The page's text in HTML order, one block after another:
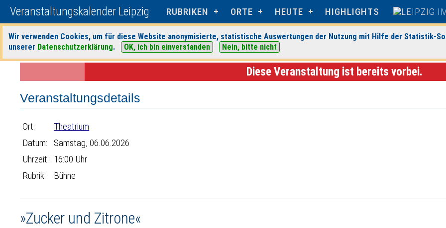
Veranstaltungskalender Leipzig RUBRIKEN ORTE HEUTE HIGHLIGHTS
Wir verwenden Cookies, um für diese Website anonymisierte, statistische Auswertungen der Nutzung mit Hilfe der Statistik-
unserer Datenschutzerklärung. OK, ich bin einverstanden Nein, bitte nicht
Startseite>Veranstaltungen>Suche> Bühne> Theatrium> Veranstaltungsdetails
Diese Veranstaltung ist bereits vorbei.
Veranstaltungsdetails
Ort:
Theatrium
Datum:
Samstag, 06.06.2026
Uhrzeit: 16:00 Uhr
Rubrik:
Bühne
»Zucker und Zitrone«